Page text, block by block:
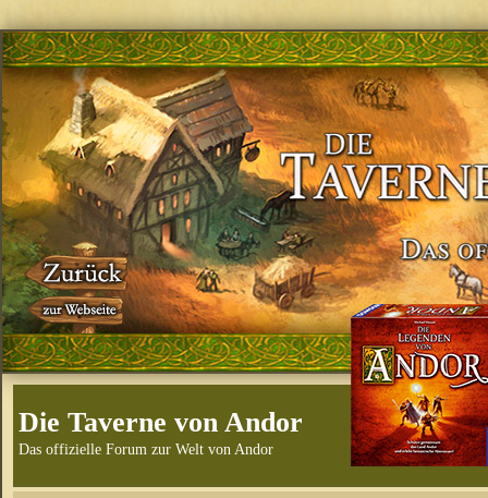
Die Taverne von Andor
Das offizielle Forum zur Welt von Andor